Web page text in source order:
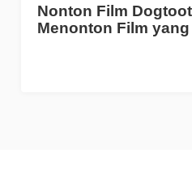
Nonton Film
Menonton Film